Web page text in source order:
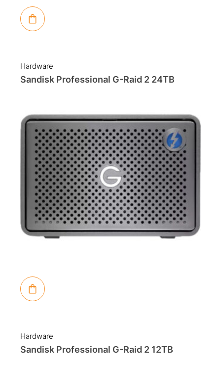
Hardware
Sandisk Professional G-Raid 2 24TB
Hardware
Sandisk Professional G-Raid 2 12TB